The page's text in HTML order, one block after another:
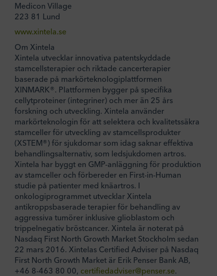
Medicon Village
223 81 Lund
www.xintela.se
Om Xintela
Xintela utvecklar innovativa patentskyddade
stamcellsterapier och riktade cancerterapier
baserade på markörteknologiplattformen
XINMARK®. Plattformen bygger på specifika
cellytproteiner (integriner) och mer än 25 års
forskning och utveckling. Xintela använder
markörteknologin för att selektera och kvalitetssäkra
stamceller för utveckling av stamcellsprodukter
(XSTEM®) för sjukdomar som idag saknar effektiva
behandlingsalternativ, som ledsjukdomen artros.
Xintela har byggt en GMP-anläggning för produktion
av stamceller och förbereder en First-in-Human
studie på patienter med knäartros. I
onkologiprogrammet utvecklar Xintela
antikroppsbaserade terapier för behandling av
aggressiva tumörer inklusive glioblastom och
trippelnegativ bröstcancer. Xintela är noterat på
Nasdaq First North Growth Market Stockholm sedan
22 mars 2016. Xintelas Certified Adviser på Nasdaq
First North Growth Market är Erik Penser Bank AB,
+46 8-463 80 00, certifiedadviser@penser.se.